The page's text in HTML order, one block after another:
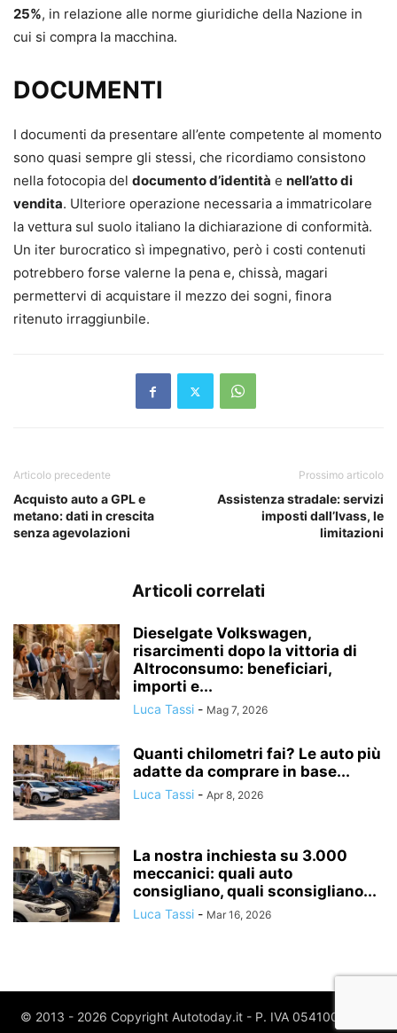
25%, in relazione alle norme giuridiche della Nazione in
cui si compra la macchina.
DOCUMENTI
I documenti da presentare all’ente competente al momento
sono quasi sempre gli stessi, che ricordiamo consistono
nella fotocopia del documento d’identità e nell’atto di
vendita. Ulteriore operazione necessaria a immatricolare
la vettura sul suolo italiano la dichiarazione di conformità.
Un iter burocratico sì impegnativo, però i costi contenuti
potrebbero forse valerne la pena e, chissà, magari
permettervi di acquistare il mezzo dei sogni, finora
ritenuto irraggiunbile.
Articolo precedente
Acquisto auto a GPL e
metano: dati in crescita
senza agevolazioni
Prossimo articolo
Assistenza stradale: servizi
imposti dall’Ivass, le
limitazioni
Articoli correlati
Dieselgate Volkswagen,
risarcimenti dopo la vittoria di
Altroconsumo: beneficiari,
importi e...
Luca Tassi - Mag 7, 2026
Quanti chilometri fai? Le auto più
adatte da comprare in base...
Luca Tassi - Apr 8, 2026
La nostra inchiesta su 3.000
meccanici: quali auto
consigliano, quali sconsigliano...
Luca Tassi - Mar 16, 2026
© 2013 - 2026 Copyright Autotoday.it - P. IVA 05410020969